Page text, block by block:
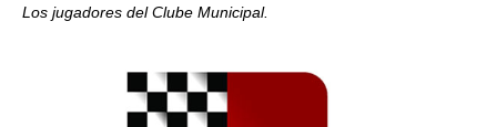
Los jugadores del Clube Municipal.